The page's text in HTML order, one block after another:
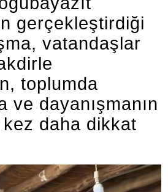
gerçekleştirdiği
vatandaşlar
toplumda
ve dayanışmanın
daha dikkat